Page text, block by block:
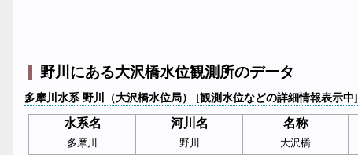
野川にある大沢橋水位観測所のデータ
多摩川水系 野川（大沢橋水位局） [観測水位などの詳細情報表示中]
水系名 河川名 名称
多摩川 野川 大沢橋